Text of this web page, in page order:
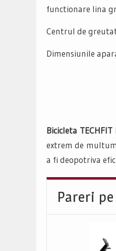
functionare lina
Centrul de
Dimensiunile
Bicicleta TECHFIT
extrem de
a fi deopotriva
Pareri